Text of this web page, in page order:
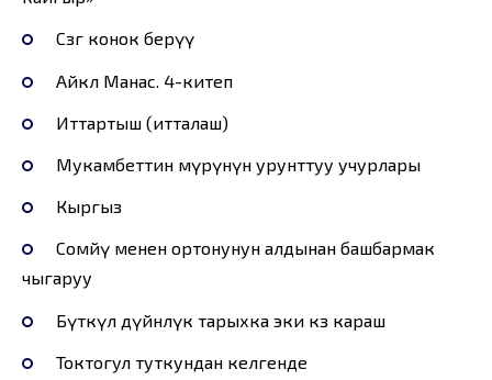
Сөзгө конок берүү
Айкөл Манас. 4-китеп
Иттартыш (итталаш)
Мукамбеттин өмүрүнүн урунттуу учурлары
Кыргыз
Соөмөйү менен ортонунун алдынан башбармак
чыгаруу
Бүткүл дүйнөлүк тарыхка эки көз караш
Токтогул туткундан келгенде